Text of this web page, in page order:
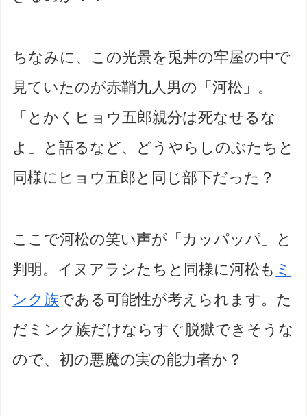
ちなみに、この光景を兎丼の牢屋の中で
見ていたのが赤鞘九人男の「河松」。
「とかくヒョウ五郎親分は死なせるな
よ」と語るなど、どうやらしのぶたちと
同様にヒョウ五郎と同じ部下だった？
ここで河松の笑い声が「カッパッパ」と
判明。イヌアラシたちと同様に河松も ミ
ンク族である可能性が考えられます。た
だミンク族だけならすぐ脱獄できそうな
ので、初の悪魔の実の能力者か？